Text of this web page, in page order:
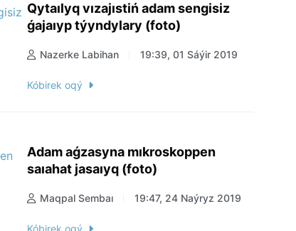
Qytaılyq vızajıstiń adam sengisiz
ǵajaıyp týyndylary (foto)
Nazerke Labihan 19:39, 01 Sáýir 2019
Kóbirek oqý
Adam aǵzasyna mıkroskoppen
saıahat jasaıyq (foto)
Maqpal Sembaı 19:47, 24 Naýryz 2019
Kóbirek oqý